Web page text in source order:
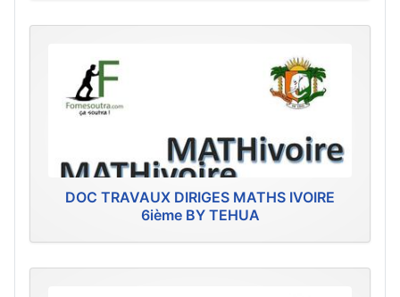
DOC TRAVAUX DIRIGES MATHS IVOIRE
6ième BY TEHUA